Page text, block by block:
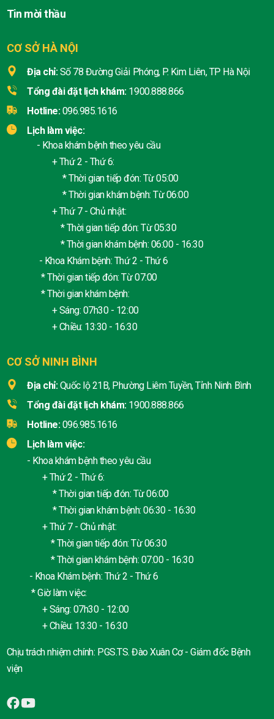
CƠ SỞ HÀ NỘI
Địa chỉ: Số 78 Đường Giải Phóng, P. Kim Liên, TP Hà Nội
Tổng đài đặt lịch khám: 1900.888.866
Hotline: 096.985.1616
Lịch làm việc:
- Khoa khám bệnh theo yêu cầu
+ Thứ 2 - Thứ 6:
* Thời gian tiếp đón: Từ 05:00
* Thời gian khám bệnh: Từ 06:00
+ Thứ 7 - Chủ nhật:
* Thời gian tiếp đón: Từ 05:30
* Thời gian khám bệnh: 06:00 - 16:30
- Khoa Khám bệnh: Thứ 2 - Thứ 6
* Thời gian tiếp đón: Từ 07:00
* Thời gian khám bệnh:
+ Sáng: 07h30 - 12:00
+ Chiều: 13:30 - 16:30
CƠ SỞ NINH BÌNH
Địa chỉ: Quốc lộ 21B, Phường Liêm Tuyền, Tỉnh Ninh Bình
Tổng đài đặt lịch khám: 1900.888.866
Hotline: 096.985.1616
Lịch làm việc:
- Khoa khám bệnh theo yêu cầu
+ Thứ 2 - Thứ 6:
* Thời gian tiếp đón: Từ 06:00
* Thời gian khám bệnh: 06:30 - 16:30
+ Thứ 7 - Chủ nhật:
* Thời gian tiếp đón: Từ 06:30
* Thời gian khám bệnh: 07:00 - 16:30
- Khoa Khám bệnh: Thứ 2 - Thứ 6
* Giờ làm việc:
+ Sáng: 07h30 - 12:00
+ Chiều: 13:30 - 16:30
Chịu trách nhiệm chính: PGS.TS. Đào Xuân Cơ - Giám đốc Bệnh
viện
Tin mời thầu